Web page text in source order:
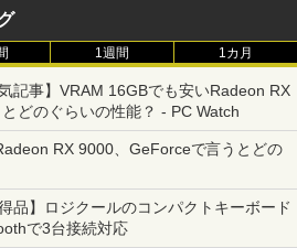
1週間 1カ月
記事】VRAM 16GBでも安いRadeon RX
どのぐらいの性能？ - PC Watch
RX 9000、GeForceで言うとどの
品】ロジクールのコンパクトキーボード
で3台接続対応